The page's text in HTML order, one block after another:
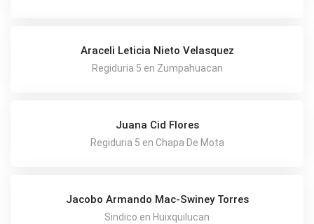
Araceli Leticia Nieto Velasquez
Regiduria 5 en Zumpahuacan
Juana Cid Flores
Regiduria 5 en Chapa De Mota
Jacobo Armando Mac-Swiney Torres
Sindico en Huixquilucan